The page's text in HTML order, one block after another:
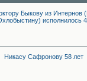
Быкову из Интернов
исполнилось
Никасу Сафронову 58 лет